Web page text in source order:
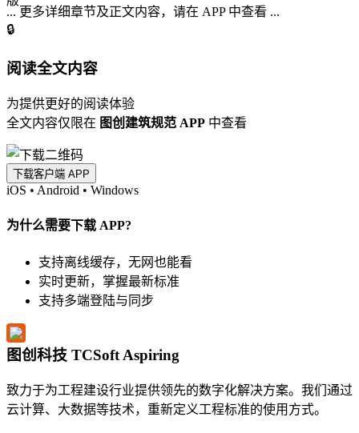
... 更多详细章节及正文内容，请在 APP 中查看 ...
🔒
阅读全文内容
为提供更好的阅读体验
全文内容仅限在 图创建筑规范 APP 中查看
下载客户端 APP
iOS • Android • Windows
为什么需要下载 APP?
支持离线缓存，无网也能看
实时更新，掌握最新标准
支持多端登陆与同步
图创科技 TCSoft Aspiring
致力于为工程建设行业提供领先的数字化解决方案。我们通过
云计算、大数据等技术，重新定义工程标准的使用方式。